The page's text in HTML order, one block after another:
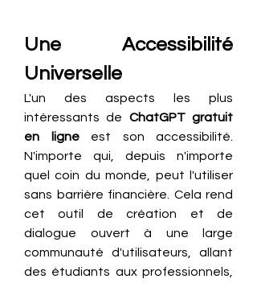
Une Accessibilité
Universelle
L'un des aspects les plus
intéressants de ChatGPT gratuit
en ligne est son accessibilité.
N'importe qui, depuis n'importe
quel coin du monde, peut l'utiliser
sans barrière financière. Cela rend
cet outil de création et de
dialogue ouvert à une large
communauté d'utilisateurs, allant
des étudiants aux professionnels,